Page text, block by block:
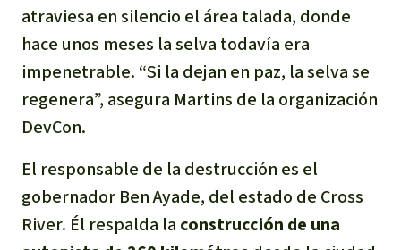
atraviesa en silencio el área talada, donde
hace unos meses la selva todavía era
impenetrable. “Si la dejan en paz, la selva se
regenera”, asegura Martins de la organización
DevCon.
El responsable de la destrucción es el
gobernador Ben Ayade, del estado de Cross
River. Él respalda la construcción de una